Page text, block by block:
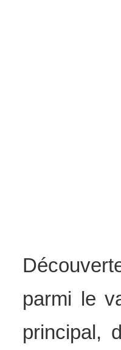
parmi le
principal,